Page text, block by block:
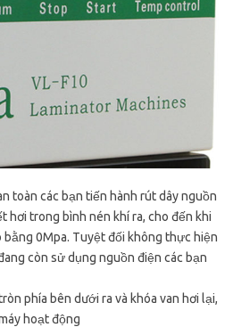
toàn các bạn tiến hành rút dây nguồn
hơi trong bình nén khí ra, cho đến khi
bằng 0Mpa. Tuyệt đối không thực hiện
còn sử dụng nguồn điện các bạn
phía bên dưới ra và khóa van hơi lại,
hoạt động